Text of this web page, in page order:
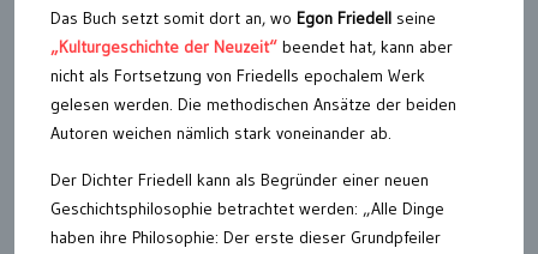
Das Buch setzt somit dort an, wo Egon Friedell seine
„Kulturgeschichte der Neuzeit“ beendet hat, kann aber
nicht als Fortsetzung von Friedells epochalem Werk
gelesen werden. Die methodischen Ansätze der beiden
Autoren weichen nämlich stark voneinander ab.
Der Dichter Friedell kann als Begründer einer neuen
Geschichtsphilosophie betrachtet werden: „Alle Dinge
haben ihre Philosophie: Der erste dieser Grundpfeiler